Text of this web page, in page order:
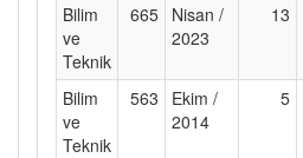
Bilim
ve
Teknik
665 Nisan /
2023
13
Bilim
ve
Teknik
563
Ekim /
2014
5